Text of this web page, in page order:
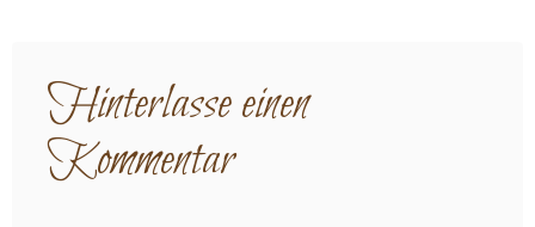
Hinterlasse einen
Kommentar